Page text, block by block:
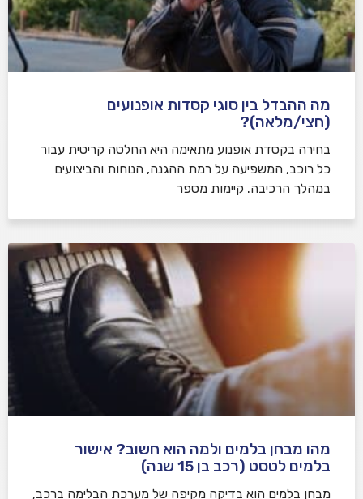
מה ההבדל בין סוגי קסדות אופנועים
(חצי/מלאה)?
בחירה בקסדת אופנוע מתאימה היא החלטה קריטית עבור
כל רוכב, המשפיעה על רמת ההגנה, הנוחות והביצועים
במהלך הרכיבה. קיימות מספר
מהו מבחן בלמים ולמה הוא חשוב? אישור
בלמים לטסט (רכב בן 15 שנה)
מבחן בלמים הוא בדיקה מקיפה של מערכת הבלימה ברכב,